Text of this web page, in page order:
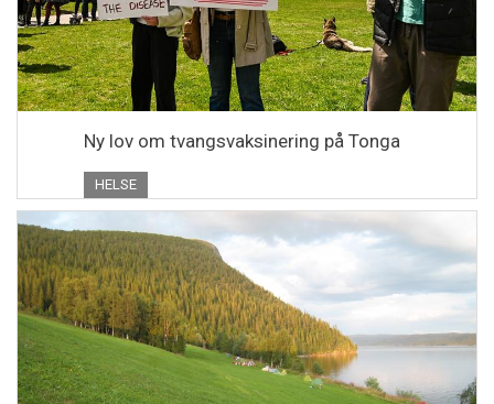
Ny lov om tvangsvaksinering på Tonga
HELSE